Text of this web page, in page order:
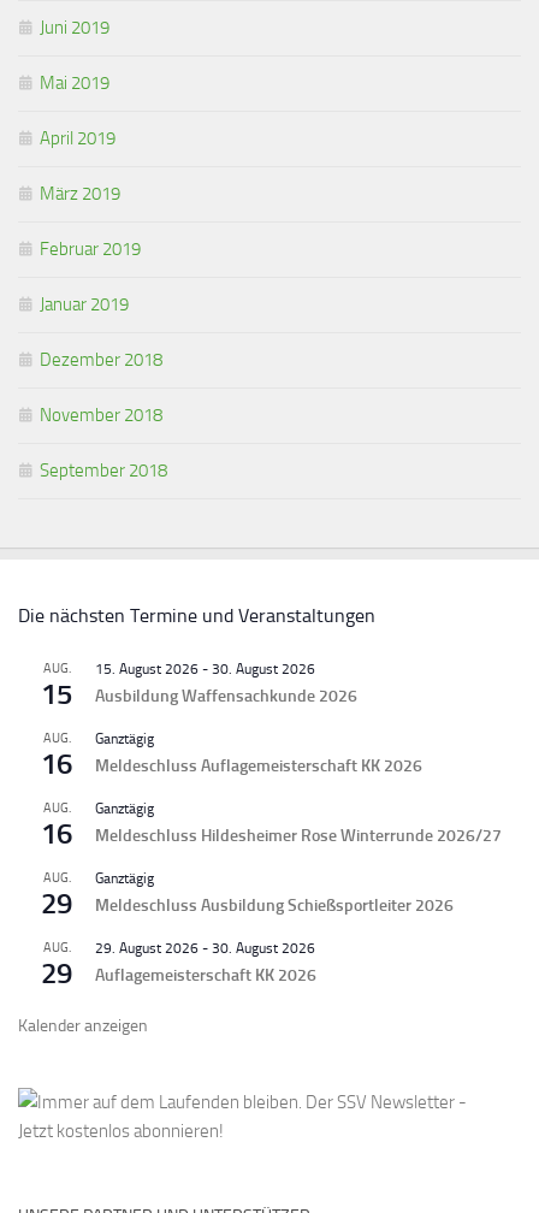
Juni 2019
Mai 2019
April 2019
März 2019
Februar 2019
Januar 2019
Dezember 2018
November 2018
September 2018
Die nächsten Termine und Veranstaltungen
AUG.
15
15. August 2026 - 30. August 2026
Ausbildung Waffensachkunde 2026
AUG.
16
Ganztägig
Meldeschluss Auflagemeisterschaft KK 2026
AUG.
16
Ganztägig
Meldeschluss Hildesheimer Rose Winterrunde 2026/27
AUG.
29
Ganztägig
Meldeschluss Ausbildung Schießsportleiter 2026
AUG.
29
29. August 2026 - 30. August 2026
Auflagemeisterschaft KK 2026
Kalender anzeigen